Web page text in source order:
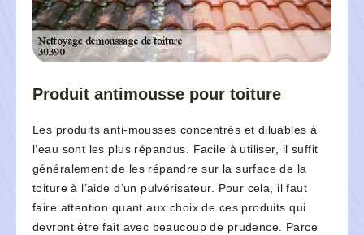
Produit antimousse pour toiture
Les produits anti-mousses concentrés et diluables à
l’eau sont les plus répandus. Facile à utiliser, il suffit
généralement de les répandre sur la surface de la
toiture à l’aide d’un pulvérisateur. Pour cela, il faut
faire attention quant aux choix de ces produits qui
devront être fait avec beaucoup de prudence. Parce